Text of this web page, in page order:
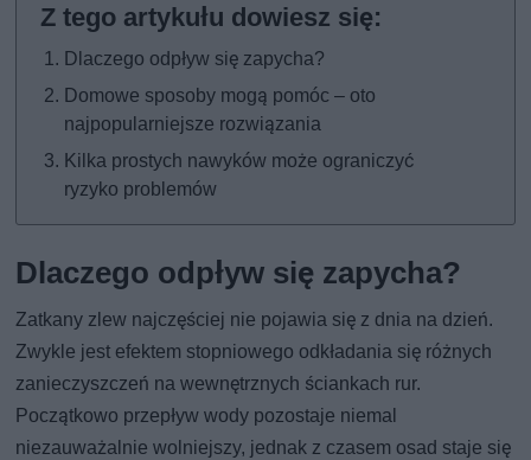
Dlaczego odpływ się zapycha?
Domowe sposoby mogą pomóc – oto
najpopularniejsze rozwiązania
Kilka prostych nawyków może ograniczyć
ryzyko problemów
Dlaczego odpływ się zapycha?
Zatkany zlew najczęściej nie pojawia się z dnia na dzień.
Zwykle jest efektem stopniowego odkładania się różnych
zanieczyszczeń na wewnętrznych ściankach rur.
Początkowo przepływ wody pozostaje niemal
niezauważalnie wolniejszy, jednak z czasem osad staje się